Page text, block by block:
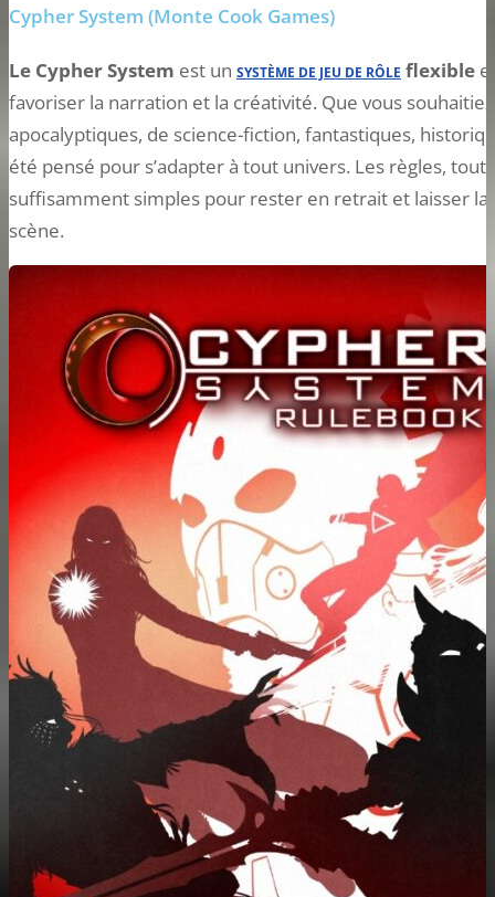
Cypher System (Monte Cook Games)
Le Cypher System est un SYSTÈME DE JEU DE RÔLE flexible
favoriser la narration et la créativité. Que vous
apocalyptiques, de science-fiction, fantastiques,
été pensé pour s’adapter à tout univers. Les règles,
suffisamment simples pour rester en retrait et laisser
scène.